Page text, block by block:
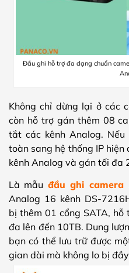
Đầu ghi hỗ trợ đa dạng chuẩn
Không chỉ dừng lại ở các
còn hỗ trợ gán thêm 08
tắt các kênh Analog.
toàn sang hệ thống IP
kênh Analog và gán tối đa
Là mẫu đầu ghi camera
Analog 16 kênh DS-
bị thêm 01 cổng SATA,
đa lên đến 10TB. Dung
bạn có thể lưu trữ được
gian dài mà không lo bị